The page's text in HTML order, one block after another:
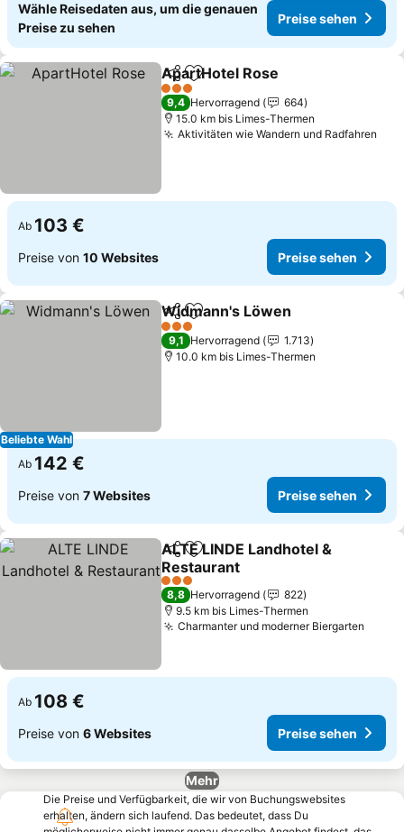
Wähle Reisedaten aus, um die genauen
Preise zu sehen
Preise sehen
TeilenZu Favoriten hinzufügen
ApartHotel Rose
3 Sterne
9,4 Hervorragend
664
15.0 km bis Limes-Thermen
Aktivitäten wie Wandern und Radfahren
Ab 103 €
Preise von 10 Websites Preise sehen
Beliebte Wahl
TeilenZu Favoriten hinzufügen
Widmann's Löwen
3 Sterne
9,1 Hervorragend
1.713
10.0 km bis Limes-Thermen
Ab 142 €
Preise von 7 Websites Preise sehen
TeilenZu Favoriten hinzufügen
ALTE LINDE Landhotel &
Restaurant
Preise sehen
3 Sterne
8,8 Hervorragend
822
9.5 km bis Limes-Thermen
Charmanter und moderner Biergarten
Ab 108 €
Preise von 6 Websites Preise sehen
Mehr
Die Preise und Verfügbarkeit, die wir von Buchungswebsites
erhalten, ändern sich laufend. Das bedeutet, dass Du